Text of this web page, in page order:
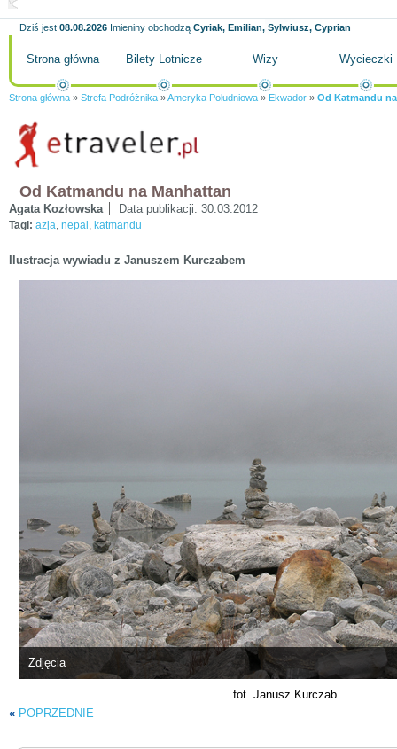
Dziś jest 08.08.2026 Imieniny obchodzą Cyriak, Emilian, Sylwiusz, Cyprian
Strona główna Bilety Lotnicze Wizy Wycieczki
Strona główna » Strefa Podróżnika »Ameryka Południowa » Ekwador » Od Katmandu
Od Katmandu na Manhattan
Agata Kozłowska Data publikacji: 30.03.2012
Tagi: azja, nepal , katmandu
Ilustracja wywiadu z Januszem Kurczabem
Zdjęcia
fot. Janusz Kurczab
« POPRZEDNIE